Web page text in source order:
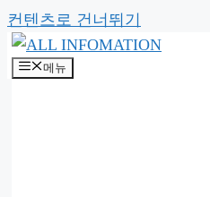
컨텐츠로 건너뛰기
메뉴